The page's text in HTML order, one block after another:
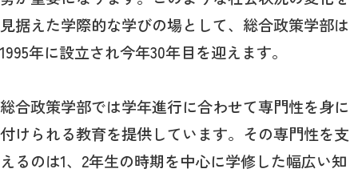
見据えた学際的な学びの場として、総合政策学部は
1995年に設立され今年30年目を迎えます。
総合政策学部では学年進行に合わせて専門性を身に
付けられる教育を提供しています。その専門性を支
えるのは1、2年生の時期を中心に学修した幅広い知